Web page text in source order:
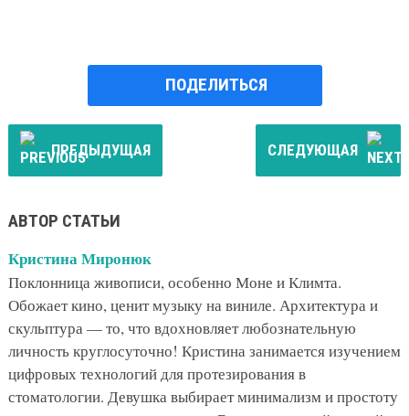
ПОДЕЛИТЬСЯ
ПРЕДЫДУЩАЯ СЛЕДУЮЩАЯ
АВТОР СТАТЬИ
Кристина Миронюк
Поклонница живописи, особенно Моне и Климта.
Обожает кино, ценит музыку на виниле. Архитектура и
скульптура — то, что вдохновляет любознательную
личность круглосуточно! Кристина занимается изучением
цифровых технологий для протезирования в
стоматологии. Девушка выбирает минимализм и простоту